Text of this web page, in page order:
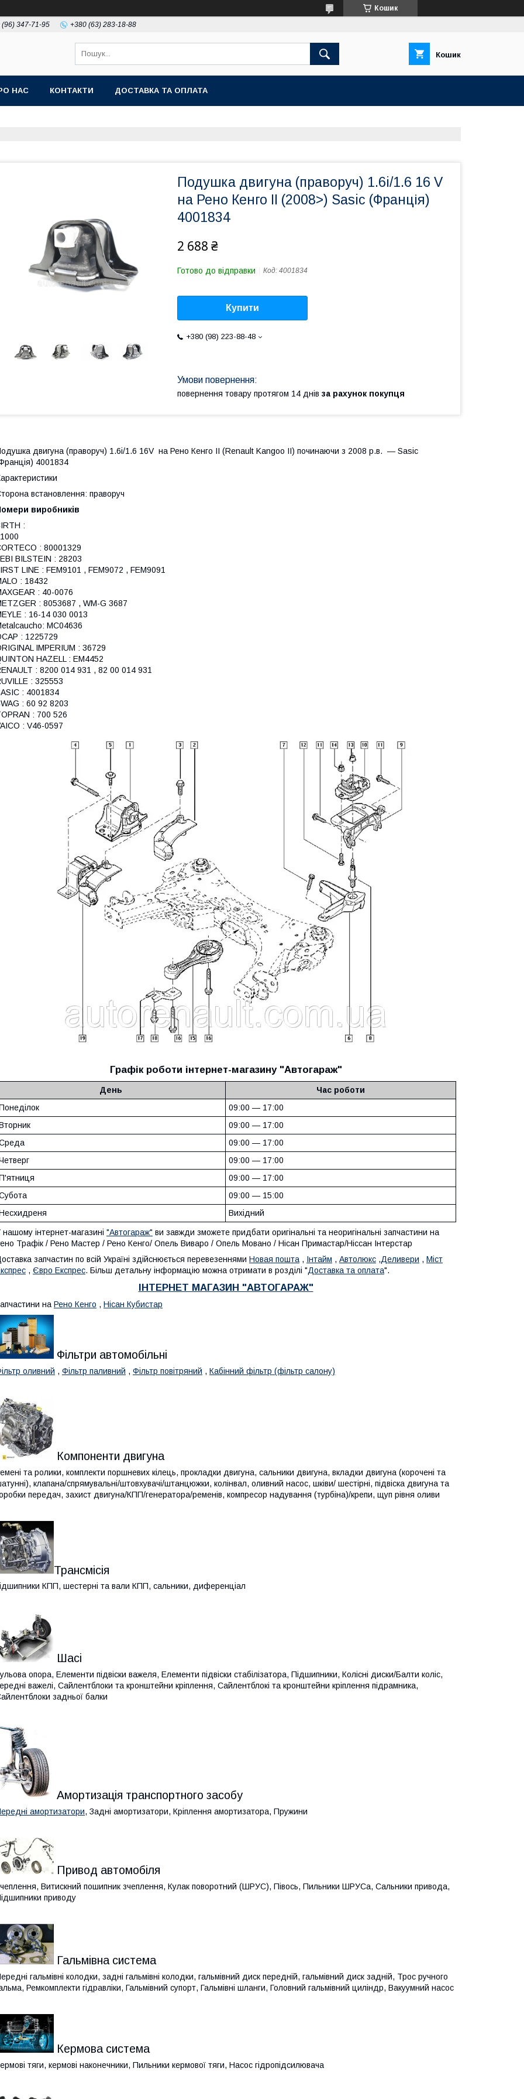
Кошик
(96) 347-71-95 +380 (63) 283-18-88
Кошик
НАС КОНТАКТИ ДОСТАВКА ТА ОПЛАТА
Подушка двигуна (праворуч) 1.6i/1.6 16 V
на Рено Кенго II (2008>) Sasic (Франція)
4001834
2 688 ₴
Готово до відправки Код: 4001834
Купити
+380 (98) 223-88-48
повернення товару протягом 14 днів за рахунок покупця
двигуна (праворуч) 1.6i/1.6 16V на Рено Кенго II (Renault Kangoo II) починаючи з 2008 р.в. ― Sasic
4001834
встановлення: праворуч
виробників
:
: 80001329
BILSTEIN : 28203
LINE : FEM9101 , FEM9072 , FEM9091
: 18432
: 40-0076
: 8053687 , WM-G 3687
: 16-14 030 0013
MC04636
: 1225729
IMPERIUM : 36729
HAZELL : EM4452
: 8200 014 931 , 82 00 014 931
: 325553
: 4001834
: 60 92 8203
: 700 526
: V46-0597
Графік роботи інтернет-магазину "Автогараж"
День
Час роботи
09:00 — 17:00
09:00 — 17:00
09:00 — 17:00
09:00 — 17:00
09:00 — 17:00
09:00 — 15:00
Вихідний
нашому інтернет-магазині "Автогараж" ви завжди зможете придбати оригінальні та неоригінальні запчастини на
Трафік / Рено Мастер / Рено Кенго/ Опель Виваро / Опель Мовано / Нісан Примастар/Ніссан Інтерстар
запчастин по всій Україні здійснюється перевезеннями Новая пошта , Інтайм , Автолюкс ,Деливери , Міст
, Євро Експрес. Більш детальну інформацію можна отримати в розділі "Доставка та оплата".
ІНТЕРНЕТ МАГАЗИН "АВТОГАРАЖ"
на Рено Кенго , Нісан Кубистар
Фільтри автомобільні
оливний , Фільтр паливний , Фільтр повітряний , Кабінний фільтр (фільтр салону)
Компоненти двигуна
та ролики, комплекти поршневих кілець, прокладки двигуна, сальники двигуна, вкладки двигуна (корочені та
клапана/спрямувальні/штовхувачі/штанцюжки, колінвал, оливний насос, шківи/ шестірні, підвіска двигуна та
передач, захист двигуна/КПП/генератора/ременів, компресор надування (турбіна)/крепи, щуп рівня оливи
Трансмісія
КПП, шестерні та вали КПП, сальники, диференціал
Шасі
опора, Елементи підвіски важеля, Елементи підвіски стабілізатора, Підшипники, Колісні диски/Балти коліс,
важелі, Сайлентблоки та кронштейни кріплення, Сайлентблокі та кронштейни кріплення підрамника,
задньої балки
Амортизація транспортного засобу
амортизатори, Задні амортизатори, Кріплення амортизатора, Пружини
Привод автомобіля
Витискний пошипник зчеплення, Кулак поворотний (ШРУС), Півось, Пильники ШРУСа, Сальники привода,
приводу
Гальмівна система
гальмівні колодки, задні гальмівні колодки, гальмівний диск передній, гальмівний диск задній, Трос ручного
Ремкомплекти гідравліки, Гальмівний супорт, Гальмівні шланги, Головний гальмівний циліндр, Вакуумний насос
Кермова система
тяги, кермові наконечники, Пильники кермової тяги, Насос гідропідсилювача